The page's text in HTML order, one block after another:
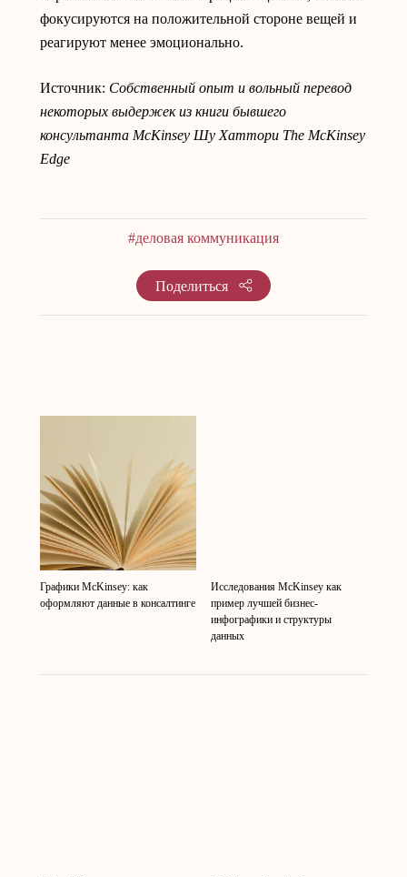
фокусируются на положительной стороне вещей и
реагируют менее эмоционально.
Источник: Собственный опыт и вольный перевод
некоторых выдержек из книги бывшего
консультанта McKinsey Шу Хаттори The McKinsey
Edge
#деловая коммуникация
Поделиться
Графики McKinsey: как
оформляют данные в консалтинге
Исследования McKinsey как
пример лучшей бизнес-
инфографики и структуры
данных